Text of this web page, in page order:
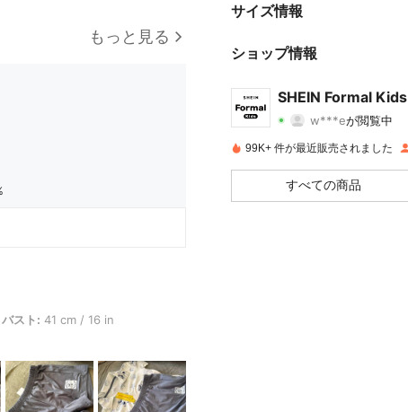
もっと見る
in, ウエスト: 44 cm / 17 in, カラー: ホワイト, サイズ: 9-12M
バスト: 41 cm / 16 in
サイズ情報
ショップ情報
SHEIN Formal Kids
w***e が閲覧中
4.96 評価 2.3K商品
4.96 2.3K
99K+ 件が最近販売されました
すべての商品